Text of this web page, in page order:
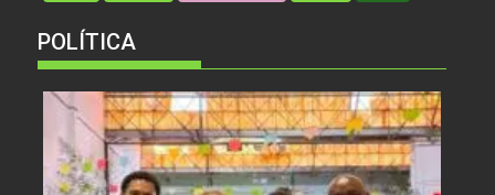
POLÍTICA